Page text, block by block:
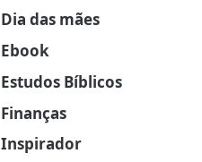
Dia das mães
Ebook
Estudos Bíblicos
Finanças
Inspirador